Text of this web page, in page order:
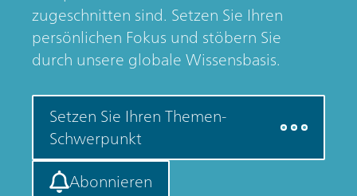
zugeschnitten sind. Setzen Sie Ihren
persönlichen Fokus und stöbern Sie
durch unsere globale Wissensbasis.
Setzen Sie Ihren Themen-
Schwerpunkt
Abonnieren